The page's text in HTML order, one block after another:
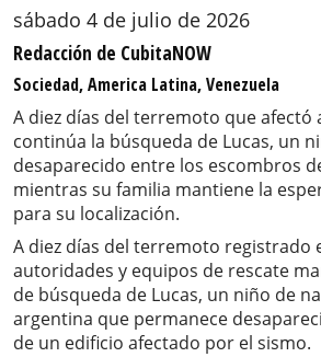
sábado 4 de julio de 2026
Redacción de CubitaNOW
Sociedad, America Latina, Venezuela
A diez días del terremoto que afectó
continúa la búsqueda de Lucas, un
desaparecido entre los escombros
mientras su familia mantiene la
para su localización.
A diez días del terremoto registrado
autoridades y equipos de rescate
de búsqueda de Lucas, un niño de
argentina que permanece
de un edificio afectado por el sismo.